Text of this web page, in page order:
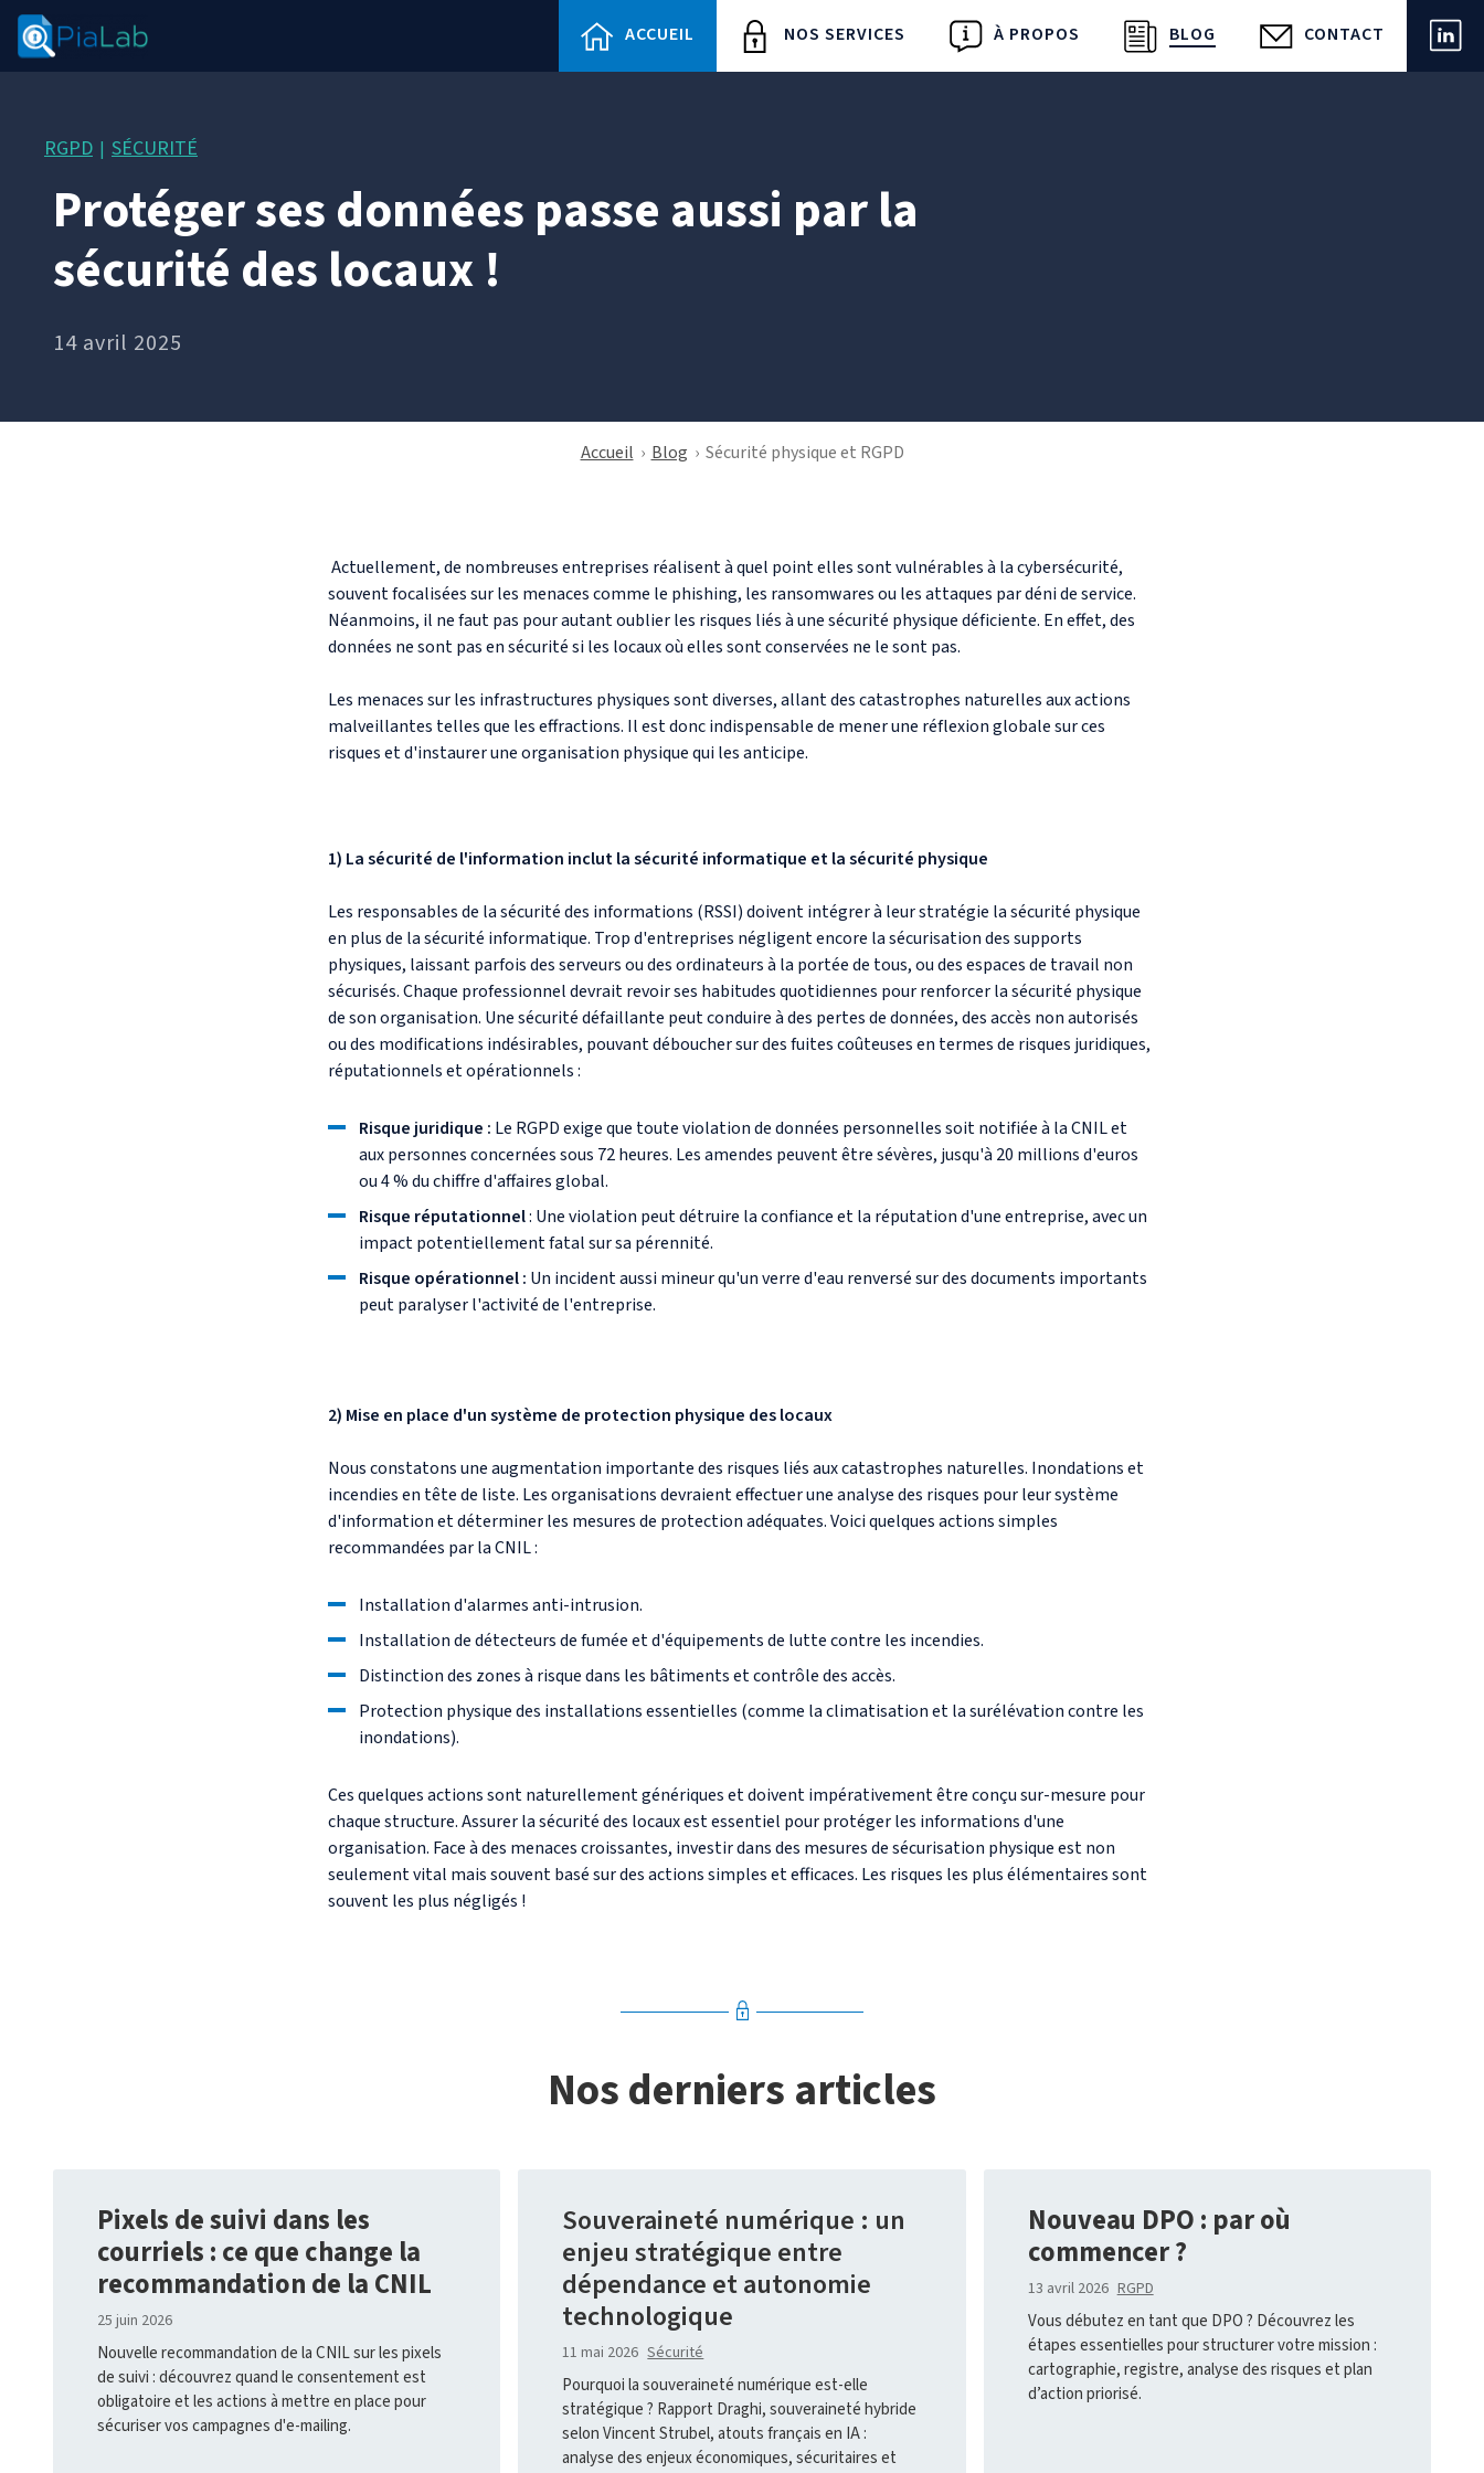
ACCUEIL NOS SERVICES À PROPOS BLOG CONTACT
RGPD | SÉCURITÉ
Protéger ses données passe aussi par la
sécurité des locaux !
14 avril 2025
Accueil › Blog › Sécurité physique et RGPD
Actuellement, de nombreuses entreprises réalisent à quel point elles sont vulnérables à la cybersécurité,
souvent focalisées sur les menaces comme le phishing, les ransomwares ou les attaques par déni de service.
Néanmoins, il ne faut pas pour autant oublier les risques liés à une sécurité physique déficiente. En effet, des
données ne sont pas en sécurité si les locaux où elles sont conservées ne le sont pas.
Les menaces sur les infrastructures physiques sont diverses, allant des catastrophes naturelles aux actions
malveillantes telles que les effractions. Il est donc indispensable de mener une réflexion globale sur ces
risques et d'instaurer une organisation physique qui les anticipe.
1) La sécurité de l'information inclut la sécurité informatique et la sécurité physique
Les responsables de la sécurité des informations (RSSI) doivent intégrer à leur stratégie la sécurité physique
en plus de la sécurité informatique. Trop d'entreprises négligent encore la sécurisation des supports
physiques, laissant parfois des serveurs ou des ordinateurs à la portée de tous, ou des espaces de travail non
sécurisés. Chaque professionnel devrait revoir ses habitudes quotidiennes pour renforcer la sécurité physique
de son organisation. Une sécurité défaillante peut conduire à des pertes de données, des accès non autorisés
ou des modifications indésirables, pouvant déboucher sur des fuites coûteuses en termes de risques juridiques,
réputationnels et opérationnels :
Risque juridique : Le RGPD exige que toute violation de données personnelles soit notifiée à la CNIL et
aux personnes concernées sous 72 heures. Les amendes peuvent être sévères, jusqu'à 20 millions d'euros
ou 4 % du chiffre d'affaires global.
Risque réputationnel: Une violation peut détruire la confiance et la réputation d'une entreprise, avec un
impact potentiellement fatal sur sa pérennité.
Risque opérationnel : Un incident aussi mineur qu'un verre d'eau renversé sur des documents importants
peut paralyser l'activité de l'entreprise.
2) Mise en place d'un système de protection physique des locaux
Nous constatons une augmentation importante des risques liés aux catastrophes naturelles. Inondations et
incendies en tête de liste. Les organisations devraient effectuer une analyse des risques pour leur système
d'information et déterminer les mesures de protection adéquates. Voici quelques actions simples
recommandées par la CNIL :
Installation d'alarmes anti-intrusion.
Installation de détecteurs de fumée et d'équipements de lutte contre les incendies.
Distinction des zones à risque dans les bâtiments et contrôle des accès.
Protection physique des installations essentielles (comme la climatisation et la surélévation contre les
inondations).
Ces quelques actions sont naturellement génériques et doivent impérativement être conçu sur-mesure pour
chaque structure. Assurer la sécurité des locaux est essentiel pour protéger les informations d'une
organisation. Face à des menaces croissantes, investir dans des mesures de sécurisation physique est non
seulement vital mais souvent basé sur des actions simples et efficaces. Les risques les plus élémentaires sont
souvent les plus négligés !
Nos derniers articles
Pixels de suivi dans les
courriels : ce que change la
recommandation de la CNIL
25 juin 2026
Nouvelle recommandation de la CNIL sur les pixels
de suivi : découvrez quand le consentement est
obligatoire et les actions à mettre en place pour
sécuriser vos campagnes d'e-mailing.
Souveraineté numérique : un
enjeu stratégique entre
dépendance et autonomie
technologique
11 mai 2026 Sécurité
Pourquoi la souveraineté numérique est-elle
stratégique ? Rapport Draghi, souveraineté hybride
selon Vincent Strubel, atouts français en IA :
analyse des enjeux économiques, sécuritaires et
Nouveau DPO : par où
commencer ?
13 avril 2026 RGPD
Vous débutez en tant que DPO ? Découvrez les
étapes essentielles pour structurer votre mission :
cartographie, registre, analyse des risques et plan
d’action priorisé.